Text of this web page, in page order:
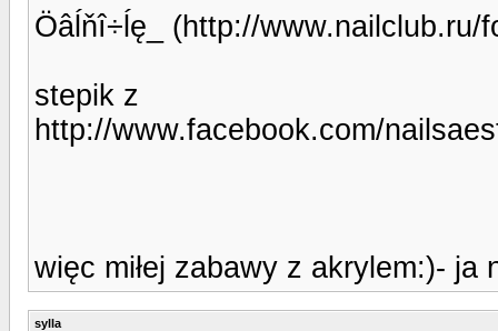
Öâĺňî÷ĺę_ (http://www.nailclub.ru/
stepik z
http://www.facebook.com/
więc miłej zabawy z akrylem:)- ja
sylla